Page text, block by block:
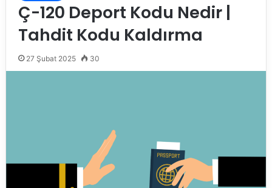
Ç-120 Deport Kodu Nedir |
Tahdit Kodu Kaldırma
27 Şubat 2025 30